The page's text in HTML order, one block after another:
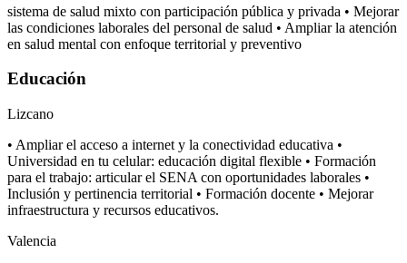
sistema de salud mixto con participación pública y privada • Mejorar
las condiciones laborales del personal de salud • Ampliar la atención
en salud mental con enfoque territorial y preventivo
Educación
Lizcano
• Ampliar el acceso a internet y la conectividad educativa •
Universidad en tu celular: educación digital flexible • Formación
para el trabajo: articular el SENA con oportunidades laborales •
Inclusión y pertinencia territorial • Formación docente • Mejorar
infraestructura y recursos educativos.
Valencia